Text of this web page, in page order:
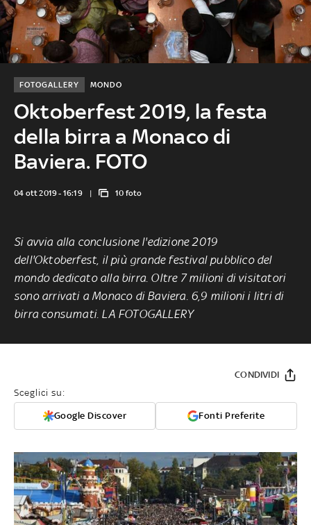
Oktoberfest 2019, la festa
della birra a Monaco di
Baviera. FOTO
MONDO
FOTOGALLERY
04 ott 2019 - 16:19 10 foto
Si avvia alla conclusione l'edizione 2019
dell'Oktoberfest, il più grande festival pubblico del
mondo dedicato alla birra. Oltre 7 milioni di visitatori
sono arrivati a Monaco di Baviera. 6,9 milioni i litri di
birra consumati. LA FOTOGALLERY
Sceglici su:
Google Discover Fonti Preferite
CONDIVIDI